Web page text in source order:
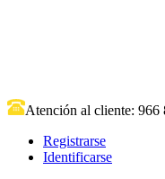
Atención al cliente: 966
Registrarse
Identificarse